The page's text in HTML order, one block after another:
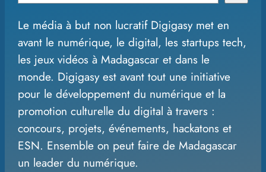
e
a
r
c
h
Le média à but non lucratif Digigasy met en
avant le numérique, le digital, les startups tech,
les jeux vidéos à Madagascar et dans le
monde. Digigasy est avant tout une initiative
pour le développement du numérique et la
promotion culturelle du digital à travers :
concours, projets, événements, hackatons et
ESN. Ensemble on peut faire de Madagascar
un leader du numérique.